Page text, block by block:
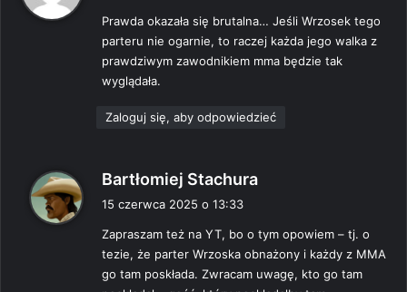
z
e
:
Prawda okazała się brutalna… Jeśli Wrzosek tego
parteru nie ogarnie, to raczej każda jego walka z
prawdziwym zawodnikiem mma będzie tak
wyglądała.
Zaloguj się, aby odpowiedzieć
Bartłomiej Stachura
z
e
:
15 czerwca 2025 o 13:33
Zapraszam też na YT, bo o tym opowiem – tj. o
tezie, że parter Wrzoska obnażony i każdy z MMA
go tam poskłada. Zwracam uwagę, kto go tam